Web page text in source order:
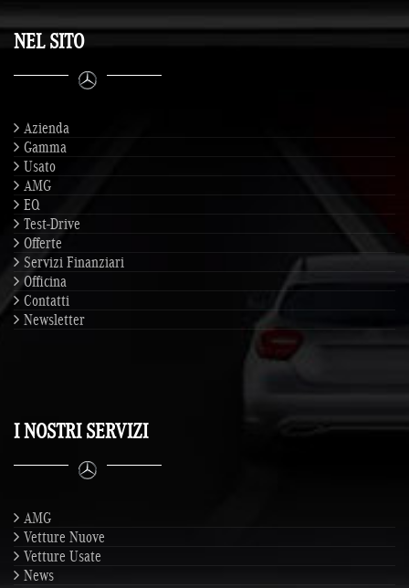
NEL SITO
Azienda
Gamma
Usato
AMG
EQ
Test-Drive
Offerte
Servizi Finanziari
Officina
Contatti
Newsletter
I NOSTRI SERVIZI
AMG
Vetture Nuove
Vetture Usate
News